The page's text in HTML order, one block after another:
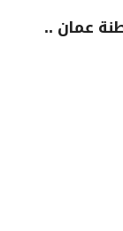
عمان ..